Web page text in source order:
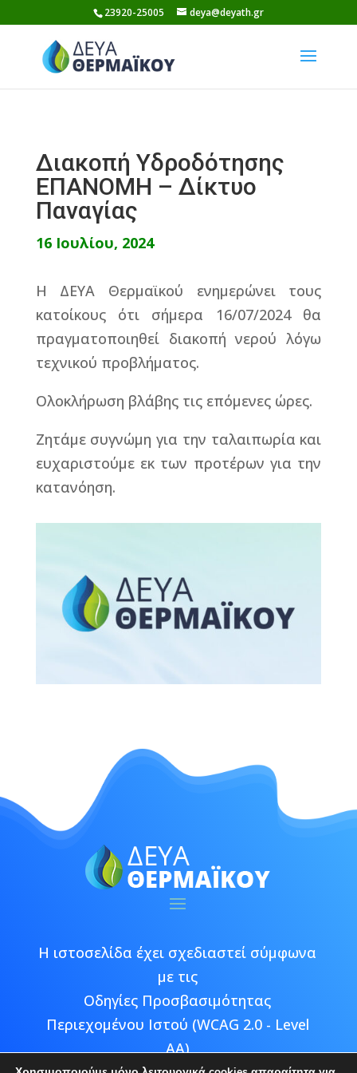
to
content
23920-25005 deya@deyath.gr
Διακοπή Υδροδότησης
ΕΠΑΝΟΜΗ – Δίκτυο
Παναγίας
16 Ιουλίου, 2024
Η ΔΕΥΑ Θερμαϊκού ενημερώνει τους
κατοίκους ότι σήμερα 16/07/2024 θα
πραγματοποιηθεί διακοπή νερού λόγω
τεχνικού προβλήματος.
Ολοκλήρωση βλάβης τις επόμενες ώρες.
Ζητάμε συγνώμη για την ταλαιπωρία και
ευχαριστούμε εκ των προτέρων για την
κατανόηση.
Η ιστοσελίδα έχει σχεδιαστεί σύμφωνα
με τις
Οδηγίες Προσβασιμότητας
Περιεχομένου Ιστού (WCAG 2.0 - Level
AA)